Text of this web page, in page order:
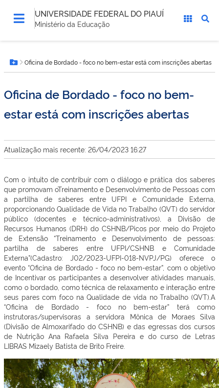
UNIVERSIDADE FEDERAL DO PIAUÍ
Ministério da Educação
está
aqui:Botão Menu
Oficina de Bordado - foco no bem-estar está com inscrições abertas
Oficina de Bordado - foco no bem-
estar está com inscrições abertas
Atualização mais recente: 26/04/2023 16:27
Com o intuito de contribuir com o diálogo e prática dos saberes
que promovam oTreinamento e Desenvolvimento de Pessoas com
a partilha de saberes entre UFPI e Comunidade Externa,
proporcionando Qualidade de Vida no Trabalho (QVT) do servidor
público (docentes e técnico-administrativos), a Divisão de
Recursos Humanos (DRH) do CSHNB/Picos por meio do Projeto
de Extensão “Treinamento e Desenvolvimento de pessoas:
partilha de saberes entre UFPI/CSHNB e Comunidade
Externa”(Cadastro: J02/2023-UFPI-018-NVPJ/PG) oferece o
evento “Oficina de Bordado - foco no bem-estar”, com o objetivo
de Incentivar os participantes a desenvolver atividades manuais,
como o bordado, como técnica de relaxamento e interação entre
seus pares com foco na Qualidade de vida no Trabalho (QVT).A
“Oficina de Bordado - foco no bem-estar” terá como
instrutoras/supervisoras a servidora Mônica de Moraes Silva
(Divisão de Almoxarifado do CSHNB) e das egressas dos cursos
de Nutrição Ana Rafaela Silva Pereira e do curso de Letras
LIBRAS Mizaely Batista de Brito Freire.